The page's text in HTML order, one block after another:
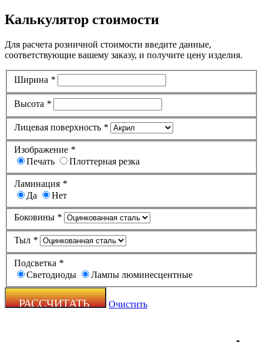
Калькулятор стоимости
Для расчета розничной стоимости введите данные,
соответствующие вашему заказу, и получите цену изделия.
Ширина *
Высота *
Лицевая поверхность *
Изображение *
Печать
Плоттерная резка
Ламинация *
Да
Нет
Боковины *
Тыл *
Подсветка *
Светодиоды
Лампы люминесцентные
Очистить